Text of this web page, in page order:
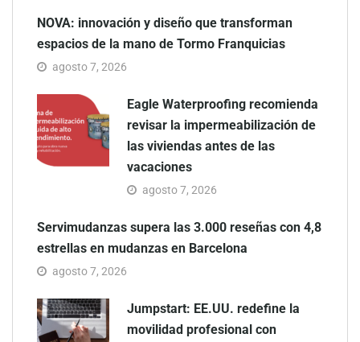
NOVA: innovación y diseño que transforman
espacios de la mano de Tormo Franquicias
agosto 7, 2026
Eagle Waterproofing recomienda
revisar la impermeabilización de
las viviendas antes de las
vacaciones
agosto 7, 2026
Servimudanzas supera las 3.000 reseñas con 4,8
estrellas en mudanzas en Barcelona
agosto 7, 2026
Jumpstart: EE.UU. redefine la
movilidad profesional con